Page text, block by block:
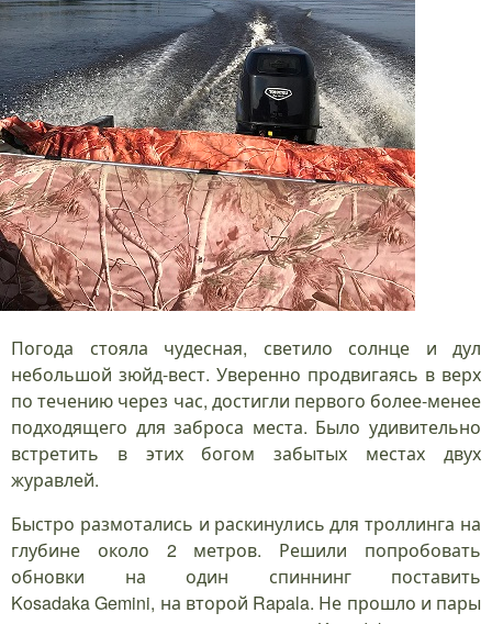
Погода стояла чудесная, светило солнце и дул
небольшой зюйд-вест. Уверенно продвигаясь в верх
по течению через час, достигли первого более-менее
подходящего для заброса места. Было удивительно
встретить в этих богом забытых местах двух
журавлей.
Быстро размотались и раскинулись для троллинга на
глубине около 2 метров. Решили попробовать
обновки на один спиннинг поставить
Kosadaka Gemini, на второй Rapala. Не прошло и пары